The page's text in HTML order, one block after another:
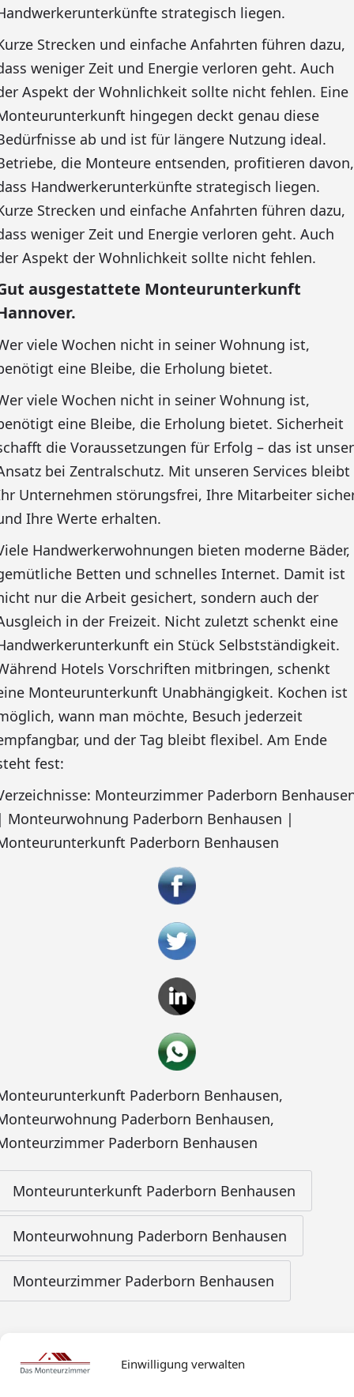
Einwilligung verwalten
strategisch liegen.
Strecken und einfache Anfahrten führen dazu,
weniger Zeit und Energie verloren geht. Auch
Aspekt der Wohnlichkeit sollte nicht fehlen. Eine
hingegen deckt genau diese
ab und ist für längere Nutzung ideal.
die Monteure entsenden, profitieren davon,
Handwerkerunterkünfte strategisch liegen.
Strecken und einfache Anfahrten führen dazu,
weniger Zeit und Energie verloren geht. Auch
Aspekt der Wohnlichkeit sollte nicht fehlen.
ausgestattete Monteurunterkunft
viele Wochen nicht in seiner Wohnung ist,
eine Bleibe, die Erholung bietet.
viele Wochen nicht in seiner Wohnung ist,
eine Bleibe, die Erholung bietet. Sicherheit
die Voraussetzungen für Erfolg – das ist unser
bei Zentralschutz. Mit unseren Services bleibt
Unternehmen störungsfrei, Ihre Mitarbeiter
Ihre Werte erhalten.
Handwerkerwohnungen bieten moderne Bäder,
Betten und schnelles Internet. Damit ist
nur die Arbeit gesichert, sondern auch der
in der Freizeit. Nicht zuletzt schenkt eine
ein Stück Selbstständigkeit.
Hotels Vorschriften mitbringen, schenkt
Monteurunterkunft Unabhängigkeit. Kochen ist
wann man möchte, Besuch jederzeit
und der Tag bleibt flexibel. Am Ende
fest:
Monteurzimmer Paderborn
Monteurwohnung Paderborn Benhausen |
Paderborn Benhausen
Paderborn Benhausen,
Paderborn Benhausen,
Paderborn Benhausen
Monteurunterkunft Paderborn Benhausen
Monteurwohnung Paderborn Benhausen
Monteurzimmer Paderborn Benhausen